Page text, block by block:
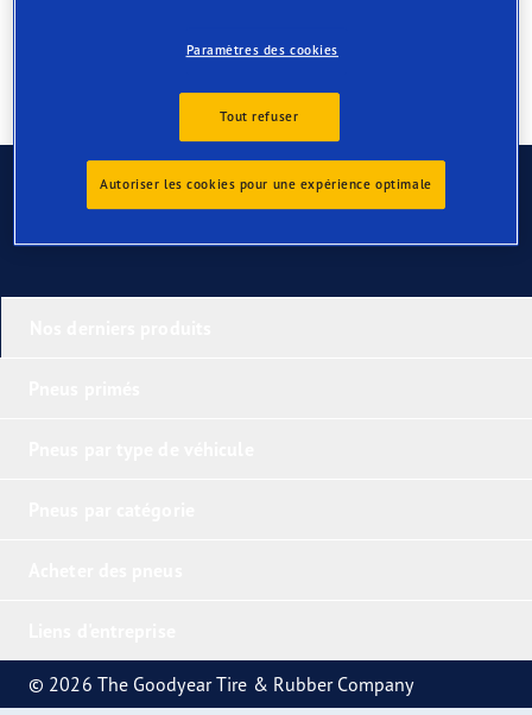
Contactez-nous
© 2026 The Goodyear Tire & Rubber Company
Paramètres des cookies
Tout refuser
Autoriser les cookies pour une expérience optimale